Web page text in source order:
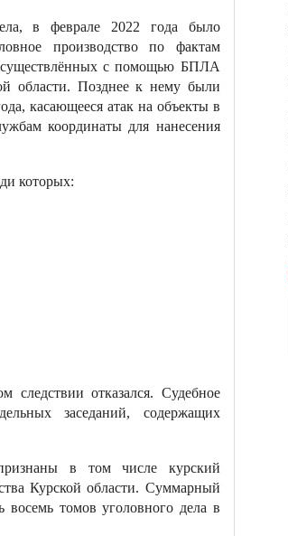
в феврале 2022 года было
производство по фактам
с помощью БПЛА
области. Позднее к нему были
касающееся атак на объекты в
координаты для нанесения
которых:
отказался. Судебное
заседаний, содержащих
в том числе курский
Курской области. Суммарный
восемь томов уголовного дела в